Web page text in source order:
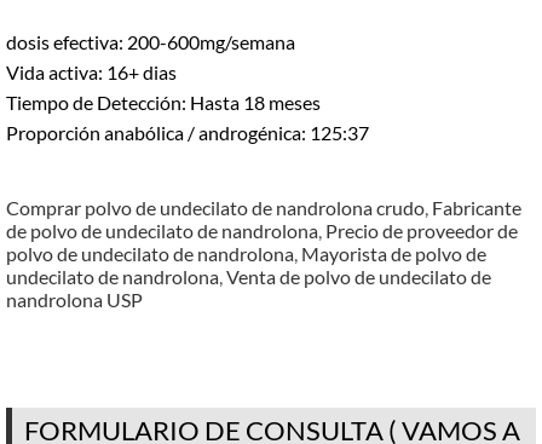
dosis efectiva: 200-600mg/semana
Vida activa: 16+ dias
Tiempo de Detección: Hasta 18 meses
Proporción anabólica / androgénica: 125:37
Comprar polvo de undecilato de nandrolona crudo, Fabricante
de polvo de undecilato de nandrolona, Precio de proveedor de
polvo de undecilato de nandrolona, Mayorista de polvo de
undecilato de nandrolona,Venta de polvo de undecilato de
nandrolona USP
FORMULARIO DE CONSULTA ( VAMOS A